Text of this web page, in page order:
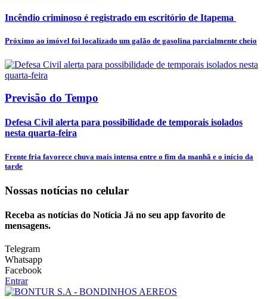
Incêndio criminoso é registrado em escritório de Itapema
Próximo ao imóvel foi localizado um galão de gasolina parcialmente cheio
Previsão do Tempo
Defesa Civil alerta para possibilidade de temporais isolados
nesta quarta-feira
Frente fria favorece chuva mais intensa entre o fim da manhã e o início da
tarde
Nossas notícias no celular
Receba as notícias do Notícia Já no seu app favorito de
mensagens.
Telegram
Whatsapp
Facebook
Entrar